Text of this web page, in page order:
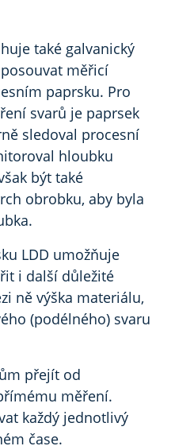
také galvanický
měřicí
paprsku. Pro
svarů je paprsek
sledoval procesní
hloubku
být také
obrobku, aby byla
LDD umožňuje
i další důležité
ně výška materiálu,
(podélného) svaru
přejít od
měření.
každý jednotlivý
čase.